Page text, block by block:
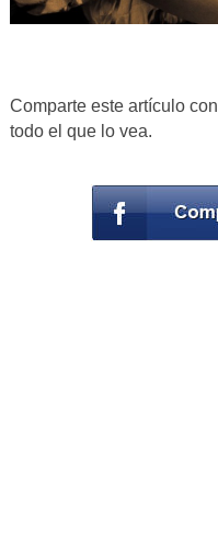
Comparte este artículo
todo el que lo vea.